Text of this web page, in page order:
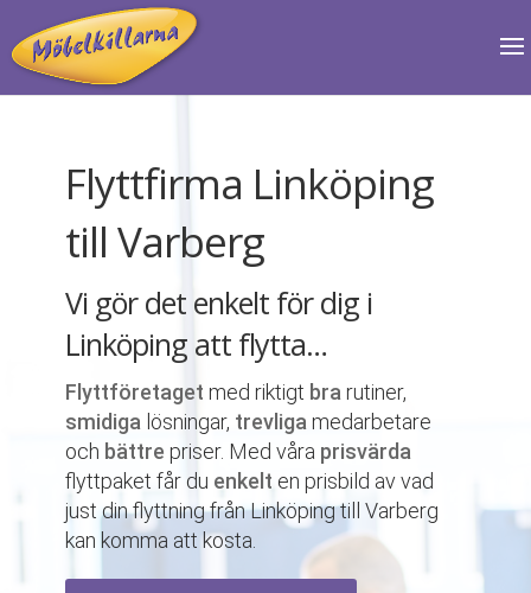
Flyttfirma Linköping
till Varberg
Vi gör det enkelt för dig i
Linköping att flytta…
Flyttföretaget med riktigt bra rutiner,
smidiga lösningar, trevliga medarbetare
och bättre priser. Med våra prisvärda
flyttpaket får du enkelt en prisbild av vad
just din flyttning från Linköping till Varberg
kan komma att kosta.